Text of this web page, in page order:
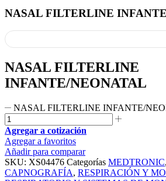
NASAL FILTERLINE
NASAL FILTERLINE
INFANTE/NEONATAL
NASAL FILTERLINE INFANTE/
Agregar a cotización
Agregar a favoritos
Añadir para comparar
SKU: XS04476 Categorías MEDTRONIC,
CAPNOGRAFÍA, RESPIRACIÓN Y